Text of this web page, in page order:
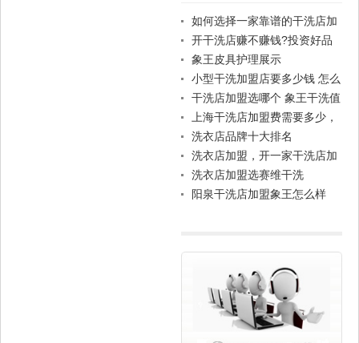
如何选择一家靠谱的干洗店加
盟品牌
开干洗店赚不赚钱?投资好品
牌才是王道
象王皮具护理展示
小型干洗加盟店要多少钱 怎么
加盟
干洗店加盟选哪个 象王干洗值
得信赖
上海干洗店加盟费需要多少，
几万块钱能做洗衣加盟吗?
洗衣店品牌十大排名
洗衣店加盟，开一家干洗店加
盟的运营策略
洗衣店加盟选赛维干洗
阳泉干洗店加盟象王怎么样